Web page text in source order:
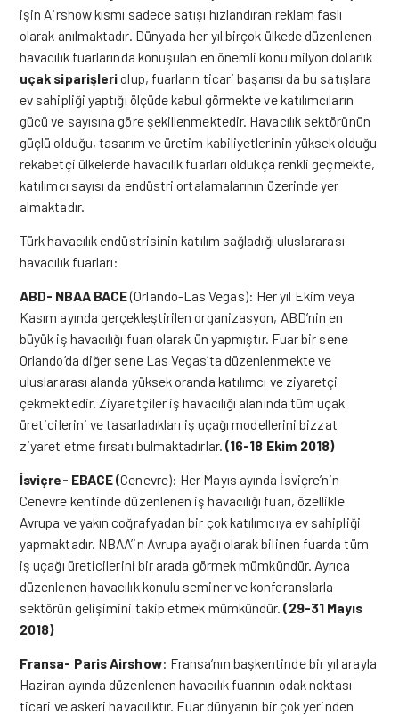
işin Airshow kısmı sadece satışı hızlandıran reklam faslı
olarak anılmaktadır. Dünyada her yıl birçok ülkede düzenlenen
havacılık fuarlarında konuşulan en önemli konu milyon dolarlık
uçak siparişleriolup, fuarların ticari başarısı da bu satışlara
ev sahipliği yaptığı ölçüde kabul görmekte ve katılımcıların
gücü ve sayısına göre şekillenmektedir. Havacılık sektörünün
güçlü olduğu, tasarım ve üretim kabiliyetlerinin yüksek olduğu
rekabetçi ülkelerde havacılık fuarları oldukça renkli geçmekte,
katılımcı sayısı da endüstri ortalamalarının üzerinde yer
almaktadır.
Türk havacılık endüstrisinin katılım sağladığı uluslararası
havacılık fuarları:
ABD- NBAA BACE(Orlando-Las Vegas): Her yıl Ekim veya
Kasım ayında gerçekleştirilen organizasyon, ABD’nin en
büyük iş havacılığı fuarı olarak ün yapmıştır. Fuar bir sene
Orlando’da diğer sene Las Vegas’ta düzenlenmekte ve
uluslararası alanda yüksek oranda katılımcı ve ziyaretçi
çekmektedir. Ziyaretçiler iş havacılığı alanında tüm uçak
üreticilerini ve tasarladıkları iş uçağı modellerini bizzat
ziyaret etme fırsatı bulmaktadırlar. (16-18 Ekim 2018)
İsviçre- EBACE (Cenevre): Her Mayıs ayında İsviçre’nin
Cenevre kentinde düzenlenen iş havacılığı fuarı, özellikle
Avrupa ve yakın coğrafyadan bir çok katılımcıya ev sahipliği
yapmaktadır. NBAA’in Avrupa ayağı olarak bilinen fuarda tüm
iş uçağı üreticilerini bir arada görmek mümkündür. Ayrıca
düzenlenen havacılık konulu seminer ve konferanslarla
sektörün gelişimini takip etmek mümkündür.(29-31 Mayıs
2018)
Fransa- Paris Airshow: Fransa’nın başkentinde bir yıl arayla
Haziran ayında düzenlenen havacılık fuarının odak noktası
ticari ve askeri havacılıktır. Fuar dünyanın bir çok yerinden